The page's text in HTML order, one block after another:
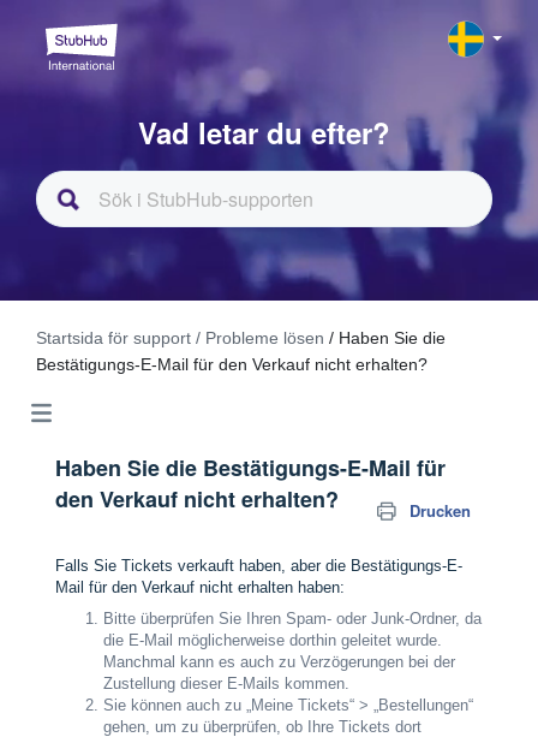
Vad letar du efter?
Startsida för support / Probleme lösen / Haben Sie die
Bestätigungs-E-Mail für den Verkauf nicht erhalten?
Haben Sie die Bestätigungs-E-Mail für
den Verkauf nicht erhalten?
Drucken
Falls Sie Tickets verkauft haben, aber die Bestätigungs-E-
Mail für den Verkauf nicht erhalten haben:
Bitte überprüfen Sie Ihren Spam- oder Junk-Ordner, da
die E-Mail möglicherweise dorthin geleitet wurde.
Manchmal kann es auch zu Verzögerungen bei der
Zustellung dieser E-Mails kommen.
Sie können auch zu „Meine Tickets“ > „Bestellungen“
gehen, um zu überprüfen, ob Ihre Tickets dort